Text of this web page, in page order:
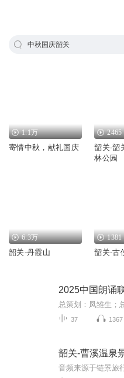
中秋国庆韶关
1.1万
寄情中秋，献礼国庆
2465
韶关-韶
林公园
6.3万
韶关-丹霞山
1381
韶关-古
2025中国朗诵
37 1367
韶关-曹溪温泉